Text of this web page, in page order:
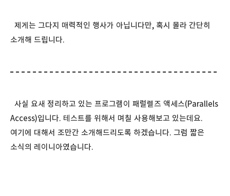
제게는 그다지 매력적인 행사가 아닙니다만, 혹시 몰라 간단히
소개해 드립니다.
사실 요새 정리하고 있는 프로그램이 패럴렐즈 액세스(Parallels
Access)입니다. 테스트를 위해서 며칠 사용해보고 있는데요.
여기에 대해서 조만간 소개해드리도록 하겠습니다. 그럼 짧은
소식의 레이니아였습니다.